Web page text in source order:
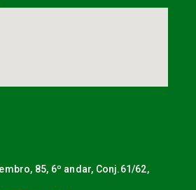
85, 6º andar, Conj.61/62,